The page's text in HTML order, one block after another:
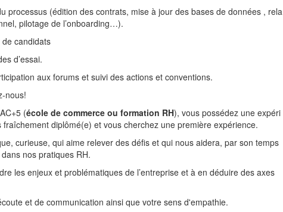
processus (édition des contrats, mise à jour des bases de données , rela
pilotage de l’onboarding…).
candidats
d’essai.
aux forums et suivi des actions et conventions.
nous!
(école de commerce ou formation RH), vous possédez une expéri
diplômé(e) et vous cherchez une première expérience.
curieuse, qui aime relever des défis et qui nous aidera, par son temps
nos pratiques RH.
les enjeux et problématiques de l’entreprise et à en déduire des axes
et de communication ainsi que votre sens d'empathie.